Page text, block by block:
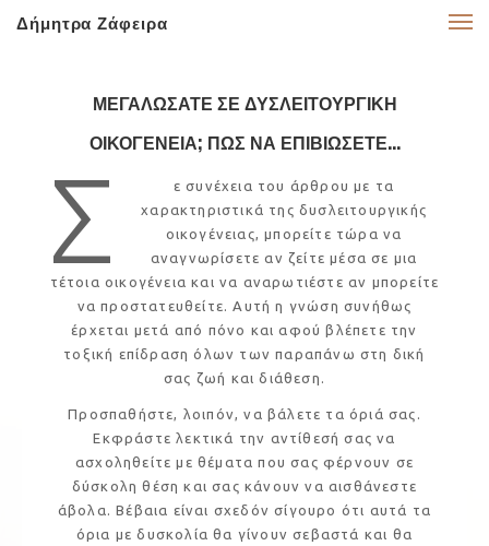
Δήμητρα Ζάφειρα
ΜΕΓΑΛΩΣΑΤΕ ΣΕ ΔΥΣΛΕΙΤΟΥΡΓΙΚΗ
ΟΙΚΟΓΕΝΕΙΑ; ΠΩΣ ΝΑ ΕΠΙΒΙΩΣΕΤΕ...
Σ
ε συνέχεια του άρθρου με τα
χαρακτηριστικά της δυσλειτουργικής
οικογένειας, μπορείτε τώρα να
αναγνωρίσετε αν ζείτε μέσα σε μια
τέτοια οικογένεια και να αναρωτιέστε αν μπορείτε
να προστατευθείτε. Αυτή η γνώση συνήθως
έρχεται μετά από πόνο και αφού βλέπετε την
τοξική επίδραση όλων των παραπάνω στη δική
σας ζωή και διάθεση.
Προσπαθήστε, λοιπόν, να βάλετε τα όριά σας.
Εκφράστε λεκτικά την αντίθεσή σας να
ασχοληθείτε με θέματα που σας φέρνουν σε
δύσκολη θέση και σας κάνουν να αισθάνεστε
άβολα. Βέβαια είναι σχεδόν σίγουρο ότι αυτά τα
όρια με δυσκολία θα γίνουν σεβαστά και θα